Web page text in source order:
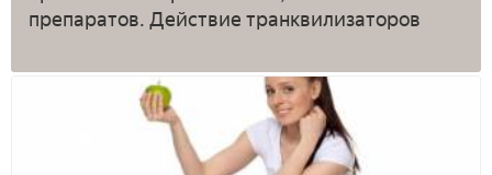
препаратов. Действие транквилизаторов